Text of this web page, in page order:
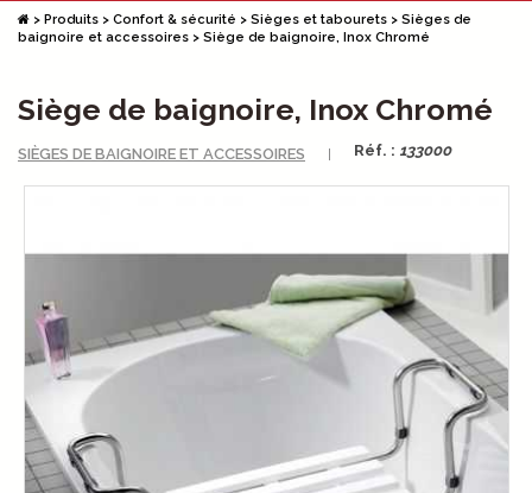
> Produits > Confort & sécurité > Sièges et tabourets > Sièges de
baignoire et accessoires > Siège de baignoire, Inox Chromé
Siège de baignoire, Inox Chromé
SIÈGES DE BAIGNOIRE ET ACCESSOIRES Réf. : 133000